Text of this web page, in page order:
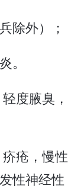
除外）；
。
度腋臭，
疮，慢性
性神经性